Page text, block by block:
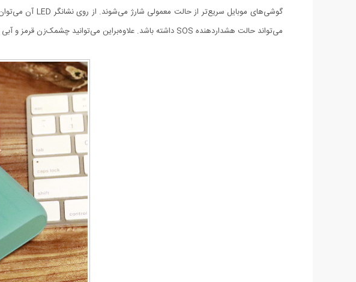
می‌تواند حالت هشداردهنده SOS داشته باشد. علاوه‌براین می‌توانید چشمک‌زن قرمز و آبی را نیز فعال کنید. بدنه‌ی آن از پلی کربنات و پلاستیک ABS ساخته‌شده است و جای خط و خش به‌آسانی روی آن نمی‌افتد.